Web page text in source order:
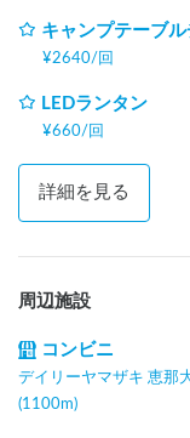
キャンプテーブ
¥2640/回
LEDランタン
¥660/回
詳細を見る
周辺施設
コンビニ
デイリーヤマザキ 恵那
(1100m)